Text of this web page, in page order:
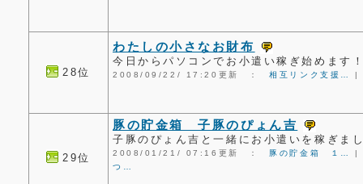
28位
わたしの小さなお財布
今日からパソコンでお小遣い稼ぎ始めます
2008/09/22/ 17:20更新 ：相互リンク支援…
29位
豚の貯金箱 子豚のぴょん吉
子豚のぴょん吉と一緒にお小遣いを稼ぎま
2008/01/21/ 07:16更新 ： 豚の貯金箱 １…
つ…